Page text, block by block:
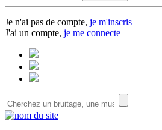
Je n'ai pas de compte, je m'inscris
J'ai un compte, je me connecte